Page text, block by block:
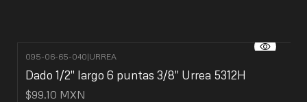
095-06-65-040|URREA
Dado 1/2" largo 6 puntas 3/8" Urrea 5312H
$99.10 MXN